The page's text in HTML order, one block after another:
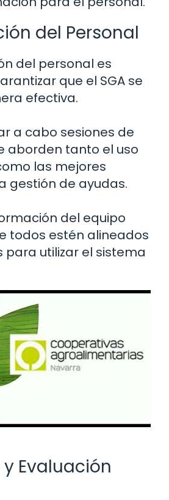
del Personal
del personal es
que el SGA se
efectiva.
a cabo sesiones de
aborden tanto el uso
las mejores
gestión de ayudas.
del equipo
todos estén alineados
utilizar el sistema
Evaluación